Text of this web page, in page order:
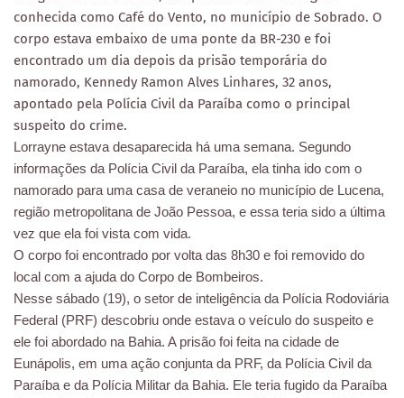
conhecida como Café do Vento, no município de Sobrado. O
corpo estava embaixo de uma ponte da BR-230 e foi
encontrado um dia depois da prisão temporária do
namorado, Kennedy Ramon Alves Linhares, 32 anos,
apontado pela Polícia Civil da Paraíba como o principal
suspeito do crime.
Lorrayne estava desaparecida há uma semana. Segundo
informações da Polícia Civil da Paraíba, ela tinha ido com o
namorado para uma casa de veraneio no município de Lucena,
região metropolitana de João Pessoa, e essa teria sido a última
vez que ela foi vista com vida.
O corpo foi encontrado por volta das 8h30 e foi removido do
local com a ajuda do Corpo de Bombeiros.
Nesse sábado (19), o setor de inteligência da Polícia Rodoviária
Federal (PRF) descobriu onde estava o veículo do suspeito e
ele foi abordado na Bahia. A prisão foi feita na cidade de
Eunápolis, em uma ação conjunta da PRF, da Polícia Civil da
Paraíba e da Polícia Militar da Bahia. Ele teria fugido da Paraíba